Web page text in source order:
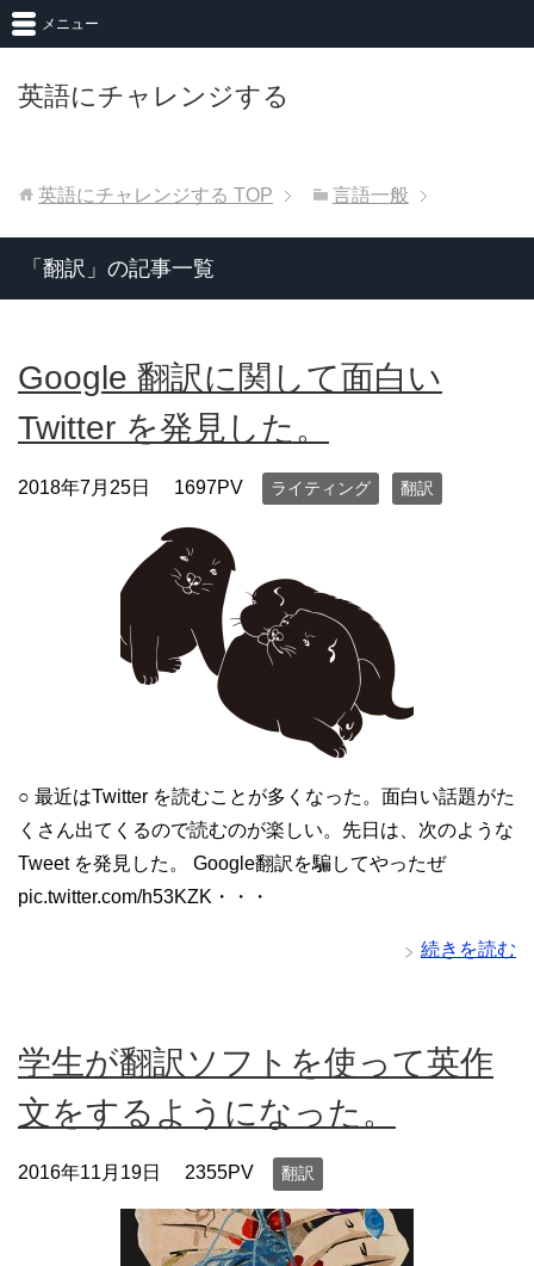
英語にチャレンジする
メニュー
英語にチャレンジする TOP 言語一般
「翻訳」の記事一覧
Google 翻訳に関して面白い
Twitter を発見した。
2018年7月25日 1697PV ライティング 翻訳
○ 最近はTwitter を読むことが多くなった。面白い話題がた
くさん出てくるので読むのが楽しい。先日は、次のような
Tweet を発見した。 Google翻訳を騙してやったぜ
pic.twitter.com/h53KZK・・・
続きを読む
学生が翻訳ソフトを使って英作
文をするようになった。
2016年11月19日 2355PV 翻訳